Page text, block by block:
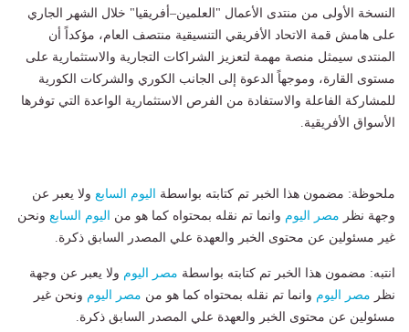
النسخة الأولى من منتدى الأعمال "العلمين–أفريقيا" خلال الشهر الجاري
على هامش قمة الاتحاد الأفريقي التنسيقية منتصف العام، مؤكداً أن
المنتدى سيمثل منصة مهمة لتعزيز الشراكات التجارية والاستثمارية على
مستوى القارة، وموجهاً الدعوة إلى الجانب الكوري والشركات الكورية
للمشاركة الفاعلة والاستفادة من الفرص الاستثمارية الواعدة التي توفرها
الأسواق الأفريقية.
ملحوظة: مضمون هذا الخبر تم كتابته بواسطة اليوم السابع ولا يعبر عن
وجهة نظر مصر اليوم وانما تم نقله بمحتواه كما هو من اليوم السابع ونحن
غير مسئولين عن محتوى الخبر والعهدة علي المصدر السابق ذكرة.
انتبه: مضمون هذا الخبر تم كتابته بواسطة مصر اليوم ولا يعبر عن وجهة
نظر مصر اليوم وانما تم نقله بمحتواه كما هو من مصر اليوم ونحن غير
مسئولين عن محتوى الخبر والعهدة علي المصدر السابق ذكرة.